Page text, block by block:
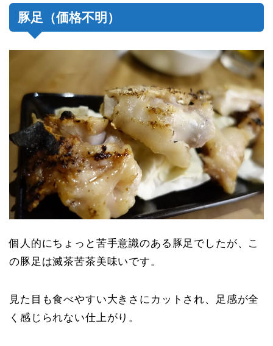
豚足（価格不明）
個人的にちょっと苦手意識のある豚足でしたが、こ
の豚足は滅茶苦茶美味いです。
見た目も食べやすい大きさにカットされ、足感が全
く感じられない仕上がり。